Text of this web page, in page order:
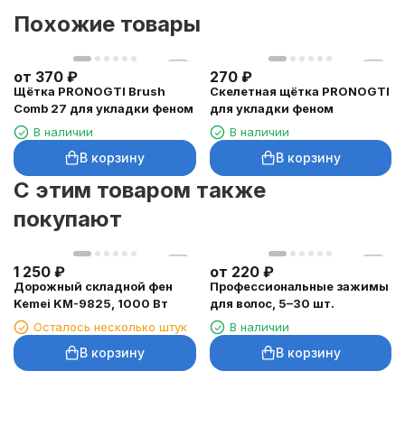
Похожие товары
от 370 ₽
Щётка PRONOGTI Brush
Comb 27 для укладки феном
В наличии
В корзину
270 ₽
Скелетная щётка PRONOGTI
для укладки феном
В наличии
В корзину
C этим товаром также
покупают
1 250 ₽
Дорожный складной фен
Kemei KM-9825, 1000 Вт
Осталось несколько штук
В корзину
от 220 ₽
Профессиональные зажимы
для волос, 5–30 шт.
В наличии
В корзину